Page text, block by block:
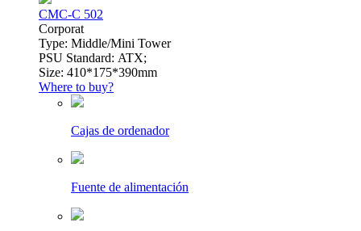
CMC-C 502
Сorporat
Type: Middle/Mini Tower
PSU Standard: ATX;
Size: 410*175*390mm
Where to buy?
Cajas de ordenador
Fuente de alimentación